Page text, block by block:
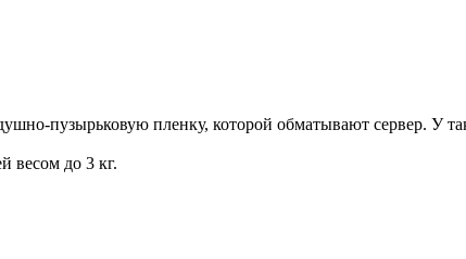
пузырьковую пленку, которой обматывают сервер. У
весом до 3 кг.